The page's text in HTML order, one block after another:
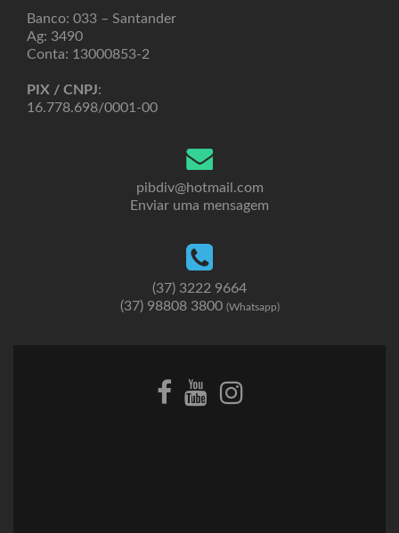
Banco: 033 – Santander
Ag: 3490
Conta: 13000853-2
PIX / CNPJ:
16.778.698/0001-00
pibdiv@hotmail.com
Enviar uma mensagem
(37) 3222 9664
(37) 98808 3800 (Whatsapp)